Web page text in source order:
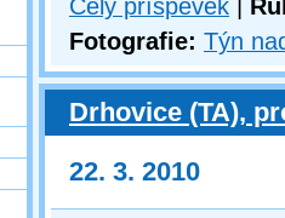
Celý příspěvek
Fotografie: Týn
Drhovice (TA),
22. 3. 2010